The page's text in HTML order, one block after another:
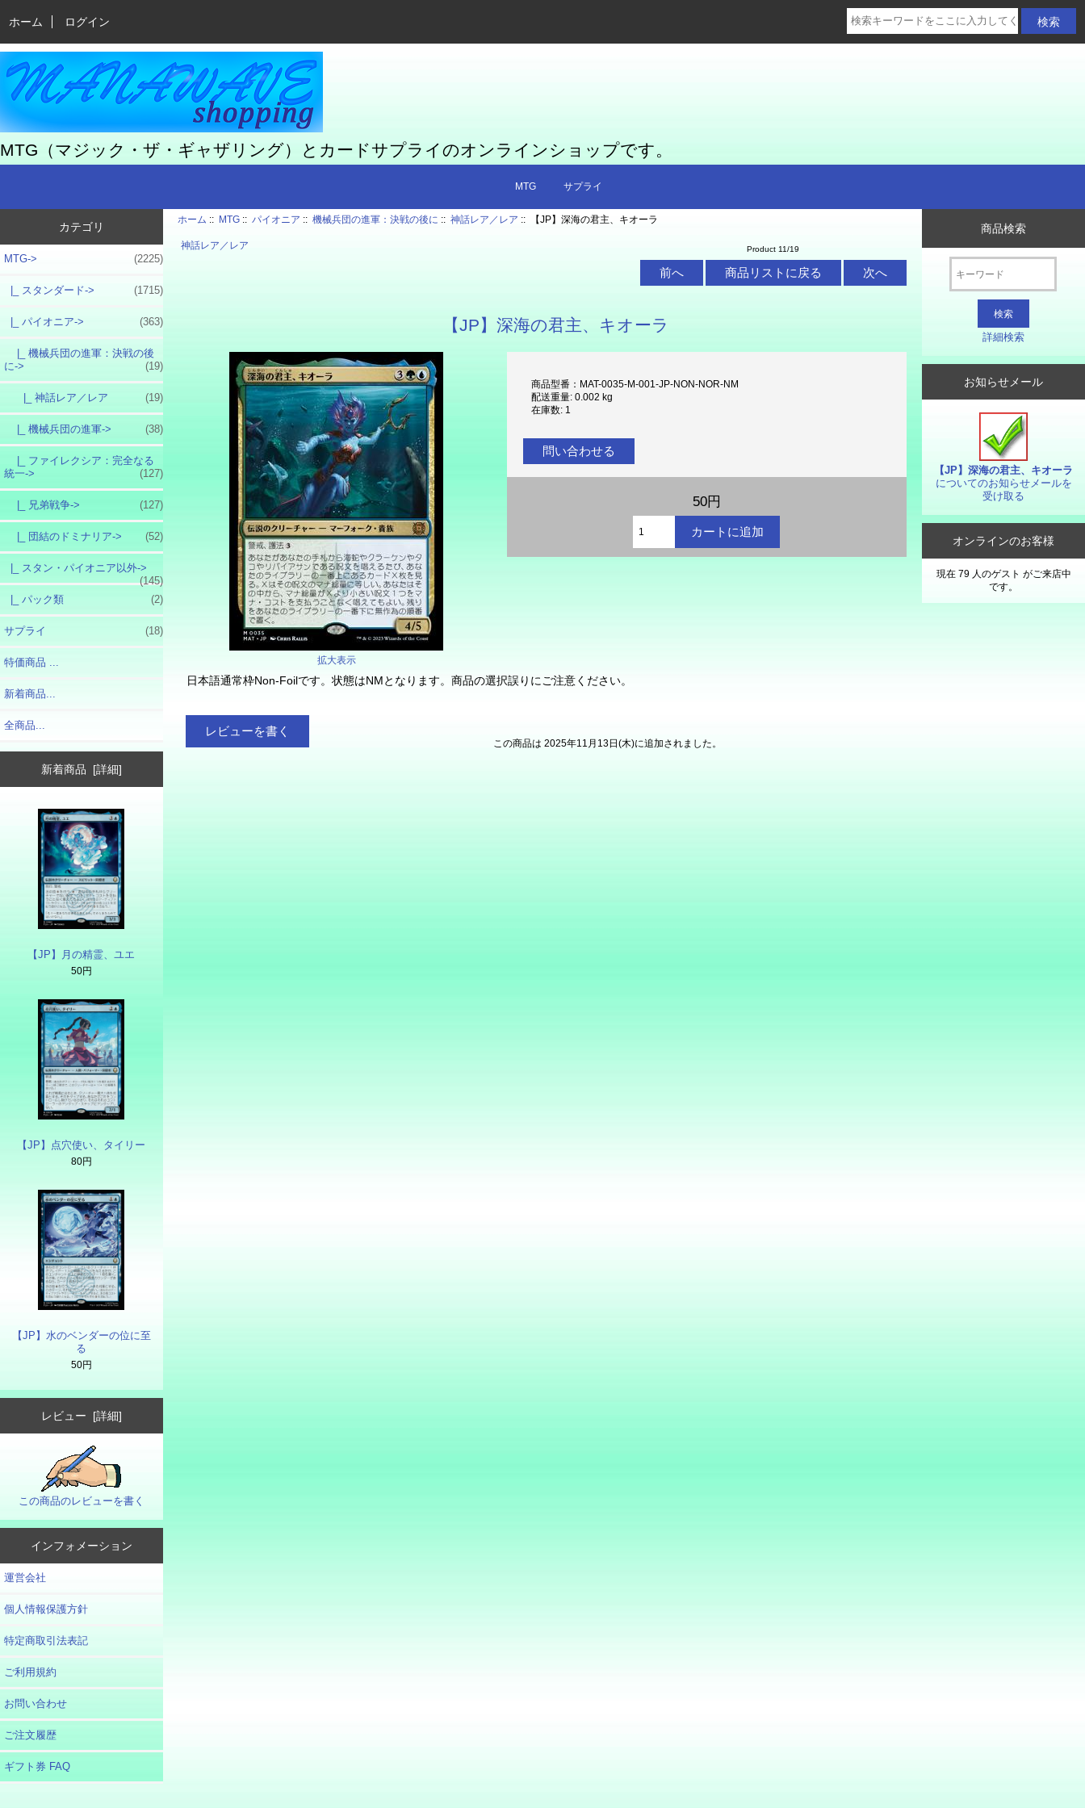
ホーム ログイン
MTG（マジック・ザ・ギャザリング）とカードサプライのオンラインショップです。
MTG サプライ
カテゴリ
MTG-> (2225)
|_ スタンダード-> (1715)
|_ パイオニア-> (363)
|_ 機械兵団の進軍：決戦の後
に-> (19)
|_ 神話レア／レア (19)
|_ 機械兵団の進軍-> (38)
|_ ファイレクシア：完全なる
統一->
(127)
|_ 兄弟戦争-> (127)
|_ 団結のドミナリア-> (52)
|_ スタン・パイオニア以外->
(145)
|_ パック類
(2)
サプライ (18)
特価商品 ...
新着商品...
全商品...
新着商品 [詳細]
【JP】月の精霊、ユエ
50円
【JP】点穴使い、タイリー
80円
【JP】水のベンダーの位に至
る
50円
レビュー [詳細]
この商品のレビューを書く
インフォメーション
運営会社
個人情報保護方針
特定商取引法表記
ご利用規約
お問い合わせ
ご注文履歴
ギフト券 FAQ
ホーム :: MTG :: パイオニア ::機械兵団の進軍：決戦の後に ::神話レア／レア :: 【JP】深海の君主、キオーラ
神話レア／レア Product 11/19
前へ 商品リストに戻る 次へ
【JP】深海の君主、キオーラ
拡大表示
商品型番：MAT-0035-M-001-JP-NON-NOR-NM
配送重量: 0.002 kg
在庫数: 1
問い合わせる
50円
日本語通常枠Non-Foilです。状態はNMとなります。商品の選択誤りにご注意ください。
レビューを書く
この商品は 2025年11月13日(木)に追加されました。
商品検索
詳細検索
お知らせメール
【JP】深海の君主、キオーラ
についてのお知らせメールを
受け取る
オンラインのお客様
現在 79 人のゲスト がご来店中
です。